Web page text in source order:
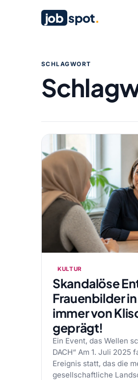
job spot.
SCHLAGWORT
KULTUR
Skandalöse
Frauenbilder
immer von
geprägt!
Ein Event, das Wellen
DACH“ Am 1. Juli 2025
Ereignis statt, das die
gesellschaftliche